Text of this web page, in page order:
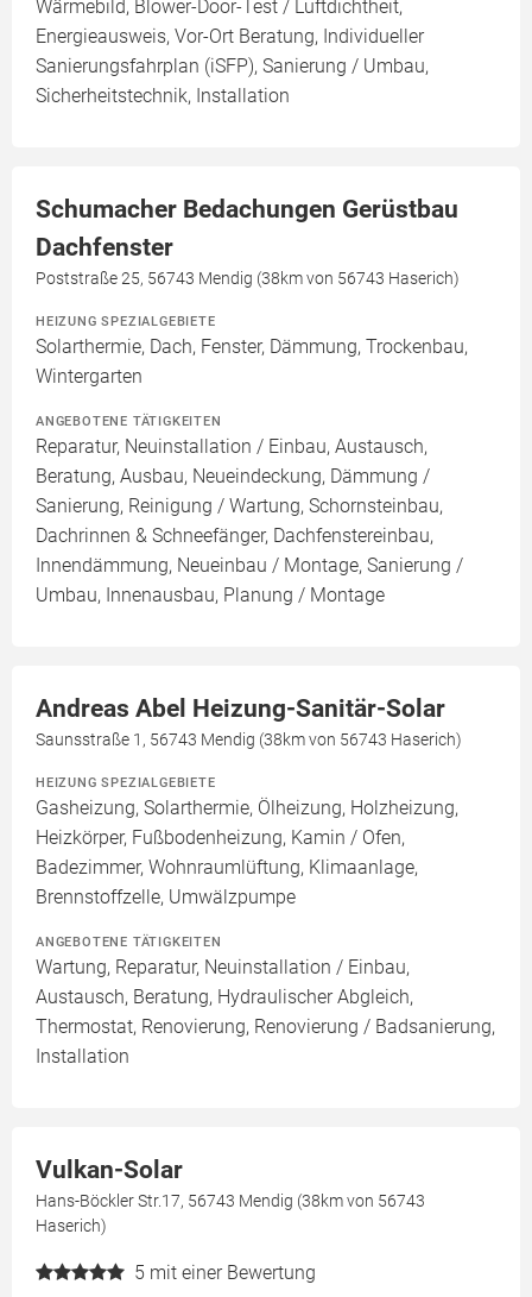
Wärmebild, Blower-Door-Test / Luftdichtheit,
Energieausweis, Vor-Ort Beratung, Individueller
Sanierungsfahrplan (iSFP), Sanierung / Umbau,
Sicherheitstechnik, Installation
Schumacher Bedachungen Gerüstbau
Dachfenster
Poststraße 25, 56743 Mendig (38km von 56743 Haserich)
HEIZUNG SPEZIALGEBIETE
Solarthermie, Dach, Fenster, Dämmung, Trockenbau,
Wintergarten
ANGEBOTENE TÄTIGKEITEN
Reparatur, Neuinstallation / Einbau, Austausch,
Beratung, Ausbau, Neueindeckung, Dämmung /
Sanierung, Reinigung / Wartung, Schornsteinbau,
Dachrinnen & Schneefänger, Dachfenstereinbau,
Innendämmung, Neueinbau / Montage, Sanierung /
Umbau, Innenausbau, Planung / Montage
Andreas Abel Heizung-Sanitär-Solar
Saunsstraße 1, 56743 Mendig (38km von 56743 Haserich)
HEIZUNG SPEZIALGEBIETE
Gasheizung, Solarthermie, Ölheizung, Holzheizung,
Heizkörper, Fußbodenheizung, Kamin / Ofen,
Badezimmer, Wohnraumlüftung, Klimaanlage,
Brennstoffzelle, Umwälzpumpe
ANGEBOTENE TÄTIGKEITEN
Wartung, Reparatur, Neuinstallation / Einbau,
Austausch, Beratung, Hydraulischer Abgleich,
Thermostat, Renovierung, Renovierung / Badsanierung,
Installation
Vulkan-Solar
Hans-Böckler Str.17, 56743 Mendig (38km von 56743
Haserich)
5 mit einer Bewertung